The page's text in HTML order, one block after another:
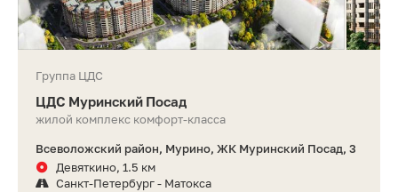
Группа ЦДС
ЦДС Муринский Посад
жилой комплекс комфорт-класса
Всеволожский район, Мурино, ЖК Муринский Посад, 3
Девяткино, 1.5 км
Санкт-Петербург - Матокса